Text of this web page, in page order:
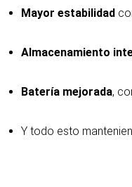
Mayor estabilidad
Almacenamiento
Batería mejorada,
Y todo esto